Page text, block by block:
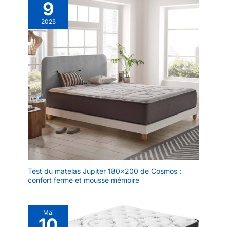
9
2025
Test du matelas Jupiter 180×200 de Cosmos :
confort ferme et mousse mémoire
Mai